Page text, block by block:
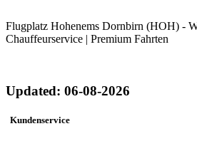
Flugplatz Hohenems Dornbirn (HOH) -
Chauffeurservice | Premium Fahrten
Updated: 06-08-2026
Kundenservice